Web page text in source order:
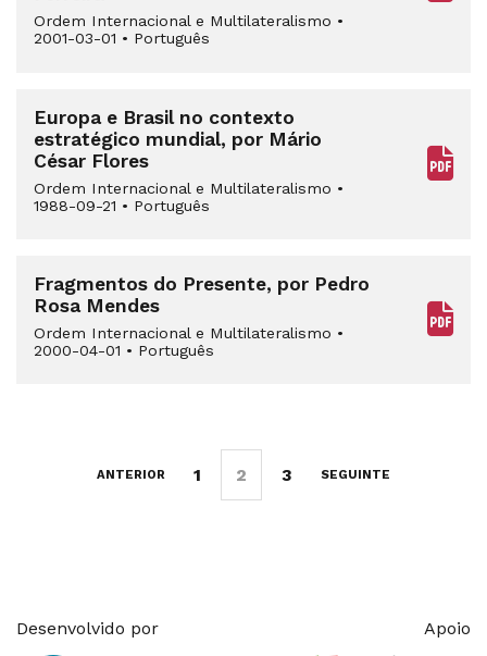
Ordem Internacional e Multilateralismo •
2001-03-01 • Português
Europa e Brasil no contexto
estratégico mundial, por Mário
César Flores
Ordem Internacional e Multilateralismo •
1988-09-21 • Português
Fragmentos do Presente, por Pedro
Rosa Mendes
Ordem Internacional e Multilateralismo •
2000-04-01 • Português
ANTERIOR 1 2 3 SEGUINTE
Desenvolvido por Apoio